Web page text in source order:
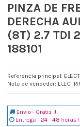
PINZA DE
DERECHA
(8T) 2.7 TDI
188101
Referencia principal:
Nota de vendedor:
Envio - Gratis !!!
Entrega - 24 - 48 horas